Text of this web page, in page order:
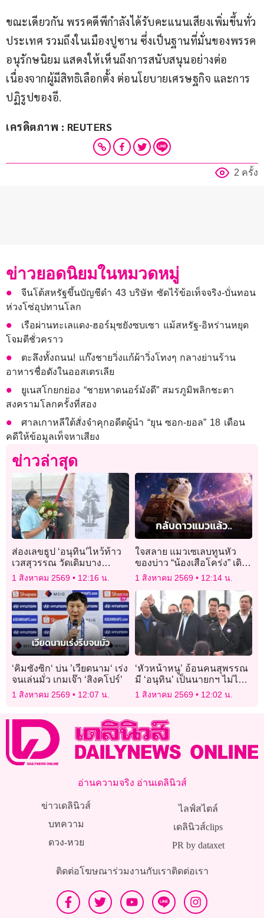
ขณะเดียวกัน พรรคดีพีกำลังได้รับคะแนนเสียงเพิ่มขึ้นทั่ว
ประเทศ รวมถึงในเมืองปูซาน ซึ่งเป็นฐานที่มั่นของพรรค
อนุรักษนิยม แสดงให้เห็นถึงการสนับสนุนอย่างต่อ
เนื่องจากผู้มีสิทธิเลือกตั้ง ต่อนโยบายเศรษฐกิจ และการ
ปฏิรูปของอี.
เครดิตภาพ : REUTERS
2 ครั้ง
ข่าวยอดนิยมในหมวดหมู่
จีนโต้สหรัฐขึ้นบัญชีดำ 43 บริษัท ซัดไร้ข้อเท็จจริง-บั่นทอน
ห่วงโซ่อุปทานโลก
เรือผ่านทะเลแดง-ฮอร์มุซยังซบเซา แม้สหรัฐ-อิหร่านหยุด
โจมตีชั่วคราว
ตะลึงทั้งถนน! แก๊งชายวิ่งแก้ผ้าวิ่งโทงๆ กลางย่านร้าน
อาหารชื่อดังในออสเตรเลีย
ยูเนสโกยกย่อง “ชายหาดนอร์มังดี” สมรภูมิพลิกชะตา
สงครามโลกครั้งที่สอง
ศาลเกาหลีใต้สั่งจำคุกอดีตผู้นำ “ยุน ซอก-ยอล” 18 เดือน
คดีให้ข้อมูลเท็จหาเสียง
ข่าวล่าสุด
ส่องเลขธูป ‘อนุทิน’ไหว้ท้าว
เวสสุวรรณ วัดเดิมบาง
จ.สุพรรณบุรี
1 สิงหาคม 2569 12:16 น.
ใจสลาย แมวเซเลบทูนหัว
ของบ่าว “น้องเสือโคร่ง” เดิน
ทางกลับดาวแมวด้วยวัย15ปี
1 สิงหาคม 2569 12:14 น.
‘คิมซังซิก‘ บ่น ’เวียดนาม‘ เร่ง
จนเล่นมั่ว เกมเจ๊า ‘สิงคโปร์’
1 สิงหาคม 2569 12:07 น.
‘หัวหน้าหนู’ อ้อนคนสุพรรณ
มี ‘อนุทิน’ เป็นนายกฯ ไม่ได้มี
แค่ ‘บรรหาร’
1 สิงหาคม 2569 12:02 น.
อ่านความจริง อ่านเดลินิวส์
ข่าวเดลินิวส์
บทความ
ดวง-หวย
ไลฟ์สไตล์
เดลินิวส์clips
PR by dataxet
ติดต่อโฆษณาร่วมงานกับเราติดต่อเรา